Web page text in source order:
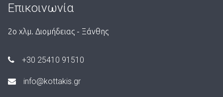
Επικοινωνία
2ο χλμ. Διομήδειας - Ξάνθης
+30 25410 91510
info@kottakis.gr